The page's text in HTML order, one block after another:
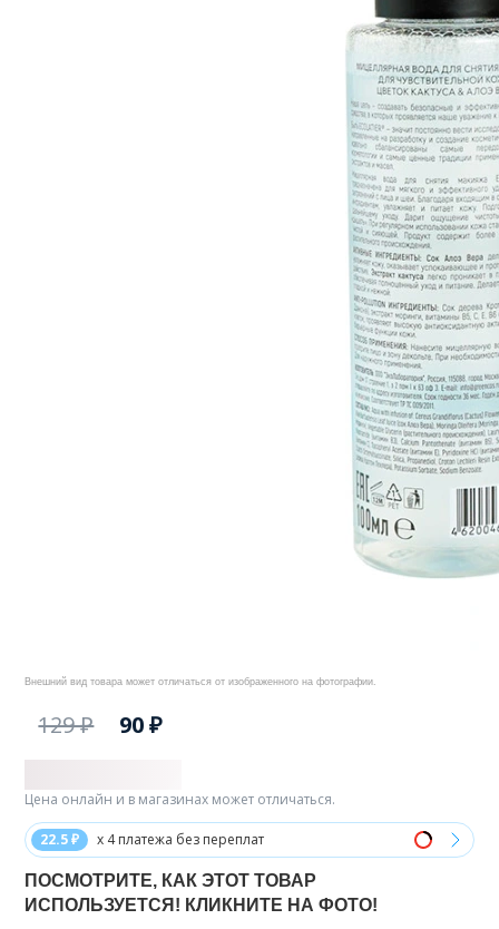
Внешний вид товара может отличаться от изображенного на фотографии.
129 ₽ 90 ₽
22.5 ₽ x 4 платежа без переплат
Цена онлайн и в магазинах может отличаться.
ПОСМОТРИТЕ, КАК ЭТОТ ТОВАР
ИСПОЛЬЗУЕТСЯ! КЛИКНИТЕ НА ФОТО!